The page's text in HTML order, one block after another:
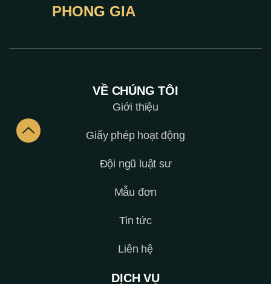
PHONG GIA
VỀ CHÚNG TÔI
Giới thiệu
Giấy phép hoạt động
Đội ngũ luật sư
Mẫu đơn
Tin tức
Liên hệ
DỊCH VỤ